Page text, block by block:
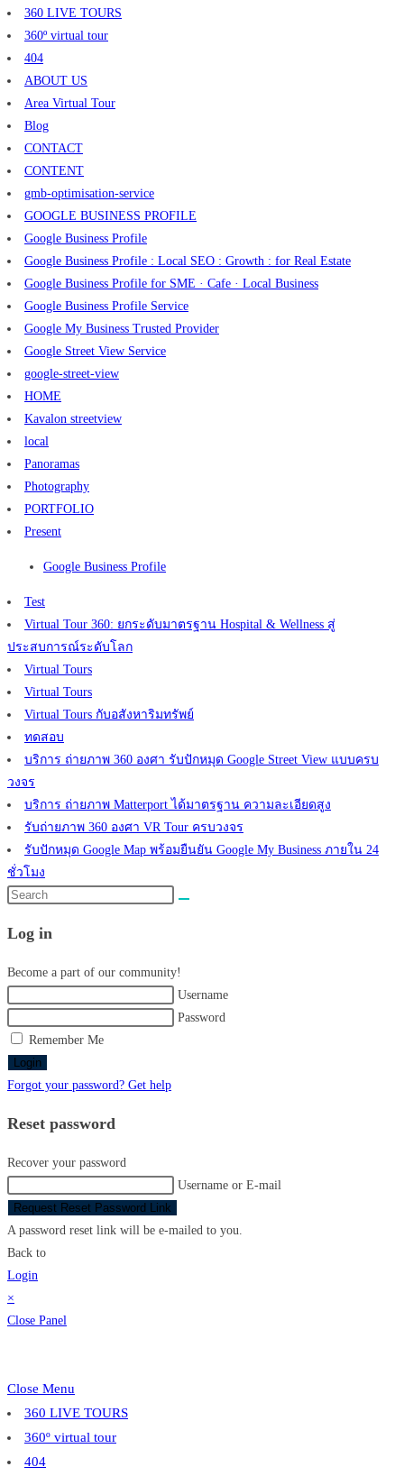
360 LIVE TOURS
360º virtual tour
404
ABOUT US
Area Virtual Tour
Blog
CONTACT
CONTENT
gmb-optimisation-service
GOOGLE BUSINESS PROFILE
Google Business Profile
Google Business Profile : Local SEO : Growth : for Real Estate
Google Business Profile for SME · Cafe · Local Business
Google Business Profile Service
Google My Business Trusted Provider
Google Street View Service
google-street-view
HOME
Kavalon streetview
local
Panoramas
Photography
PORTFOLIO
Present
Google Business Profile
Test
Virtual Tour 360: ยกระดับมาตรฐาน Hospital & Wellness สู่
ประสบการณ์ระดับโลก
Virtual Tours
Virtual Tours
Virtual Tours กับอสังหาริมทรัพย์
ทดสอบ
บริการ ถ่ายภาพ 360 องศา รับปักหมุด Google Street View แบบครบ
วงจร
บริการ ถ่ายภาพ Matterport ได้มาตรฐาน ความละเอียดสูง
รับถ่ายภาพ 360 องศา VR Tour ครบวงจร
รับปักหมุด Google Map พร้อมยืนยัน Google My Business ภายใน 24
ชั่วโมง
Search
website
Log in
Become a part of our community!
Username
Password
Remember Me
Login
Forgot your password? Get help
Reset password
Recover your password
Username or E-mail
Request Reset Password Link
A password reset link will be e-mailed to you.
Back to
Login
×
Close Panel
Close Menu
360 LIVE TOURS
360º virtual tour
404